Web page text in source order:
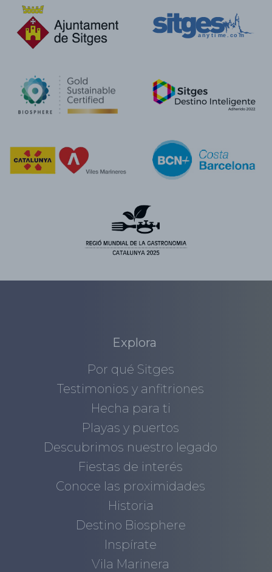
Explora
Por qué Sitges
Testimonios y anfitriones
Hecha para ti
Playas y puertos
Descubrimos nuestro legado
Fiestas de interés
Conoce las proximidades
Historia
Destino Biosphere
Inspírate
Vila Marinera